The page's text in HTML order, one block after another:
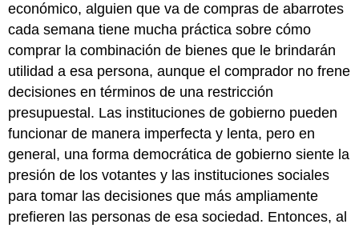
económico, alguien que va de compras de abarrotes
cada semana tiene mucha práctica sobre cómo
comprar la combinación de bienes que le brindarán
utilidad a esa persona, aunque el comprador no frene
decisiones en términos de una restricción
presupuestal. Las instituciones de gobierno pueden
funcionar de manera imperfecta y lenta, pero en
general, una forma democrática de gobierno siente la
presión de los votantes y las instituciones sociales
para tomar las decisiones que más ampliamente
prefieren las personas de esa sociedad. Entonces, al